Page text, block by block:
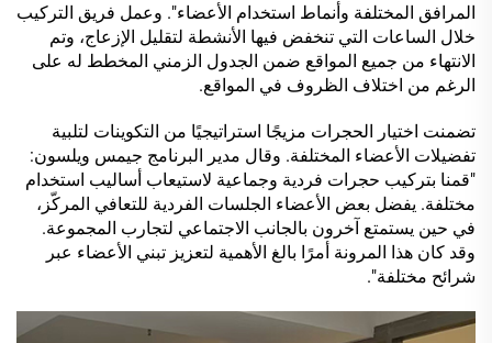
المرافق المختلفة وأنماط استخدام الأعضاء". وعمل فريق التركيب
خلال الساعات التي تنخفض فيها الأنشطة لتقليل الإزعاج، وتم
الانتهاء من جميع المواقع ضمن الجدول الزمني المخطط له على
الرغم من اختلاف الظروف في المواقع.
تضمنت اختيار الحجرات مزيجًا استراتيجيًا من التكوينات لتلبية
تفضيلات الأعضاء المختلفة. وقال مدير البرنامج جيمس ويلسون:
"قمنا بتركيب حجرات فردية وجماعية لاستيعاب أساليب استخدام
مختلفة. يفضل بعض الأعضاء الجلسات الفردية للتعافي المركّز،
في حين يستمتع آخرون بالجانب الاجتماعي لتجارب المجموعة.
وقد كان هذا المرونة أمرًا بالغ الأهمية لتعزيز تبني الأعضاء عبر
شرائح مختلفة".